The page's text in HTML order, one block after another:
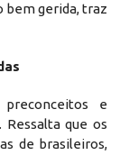
bem gerida, traz
e
que os
de brasileiros,